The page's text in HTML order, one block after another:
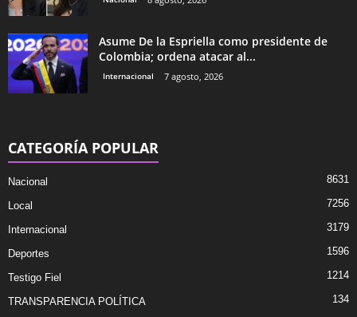
Asume De la Espriella como presidente de
Colombia; ordena atacar al...
Internacional 7 agosto, 2026
CATEGORÍA POPULAR
Nacional 8631
Local 7256
Internacional 3179
Deportes 1596
Testigo Fiel 1214
TRANSPARENCIA POLÍTICA
134